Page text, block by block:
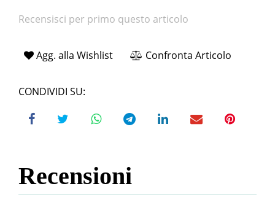
Recensisci per primo questo articolo
Agg. alla Wishlist Confronta Articolo
CONDIVIDI SU:
Recensioni